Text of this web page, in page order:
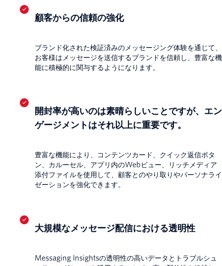
顧客からの信頼の強化
ブランド化された検証済みのメッセージング体験を通じて、
お客様はメッセージを送信するブランドを信頼し、豊富な機
能に積極的に関与するようになります。
開封率が高いのは素晴らしいことですが、エン
ゲージメントはそれ以上に重要です。
豊富な機能により、コンテンツカード、クイック返信ボタ
ン、カルーセル、アプリ内のWebビュー、リッチメディア
添付ファイルを使用して、顧客とのやり取りやパーソナライ
ゼーションを強化できます。
大規模なメッセージ配信における透明性
Messaging Insightsの透明性の高いデータとトラブルシュ